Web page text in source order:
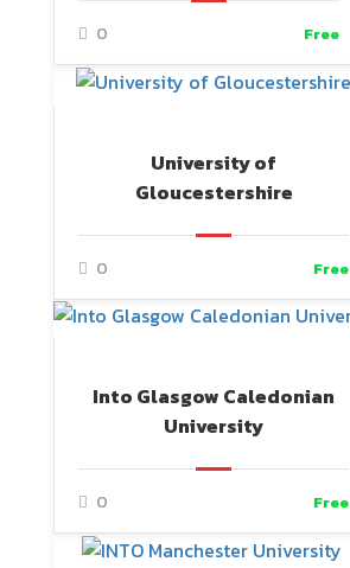
0 Free
University of
Gloucestershire
0 Free
Into Glasgow Caledonian
University
0 Free